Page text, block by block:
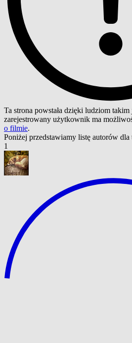
Ta strona powstała dzięki ludziom takim
zarejestrowany użytkownik ma
o filmie.
Poniżej przedstawiamy listę autorów dla
1